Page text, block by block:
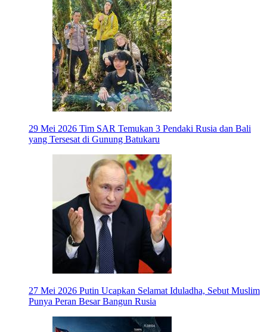
29 Mei 2026 Tim SAR Temukan 3 Pendaki Rusia dan Bali
yang Tersesat di Gunung Batukaru
27 Mei 2026 Putin Ucapkan Selamat Iduladha, Sebut Muslim
Punya Peran Besar Bangun Rusia